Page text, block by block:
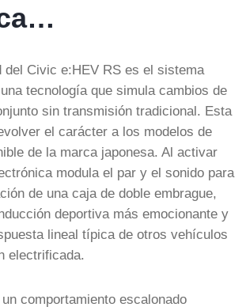
del Civic e:HEV RS es el sistema
tecnología que simula cambios de
sin transmisión tradicional. Esta
el carácter a los modelos de
de la marca japonesa. Al activar
modula el par y el sonido para
de una caja de doble embrague,
deportiva más emocionante y
lineal típica de otros vehículos
electrificada.
comportamiento escalonado